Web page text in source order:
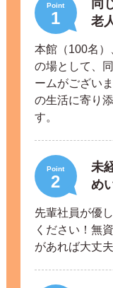
Point
1
同
老
本館（100名
の場として、
ームがござい
の生活に寄り
す。
Point
2
未
め
先輩社員が優
ください！無
があれば大丈夫